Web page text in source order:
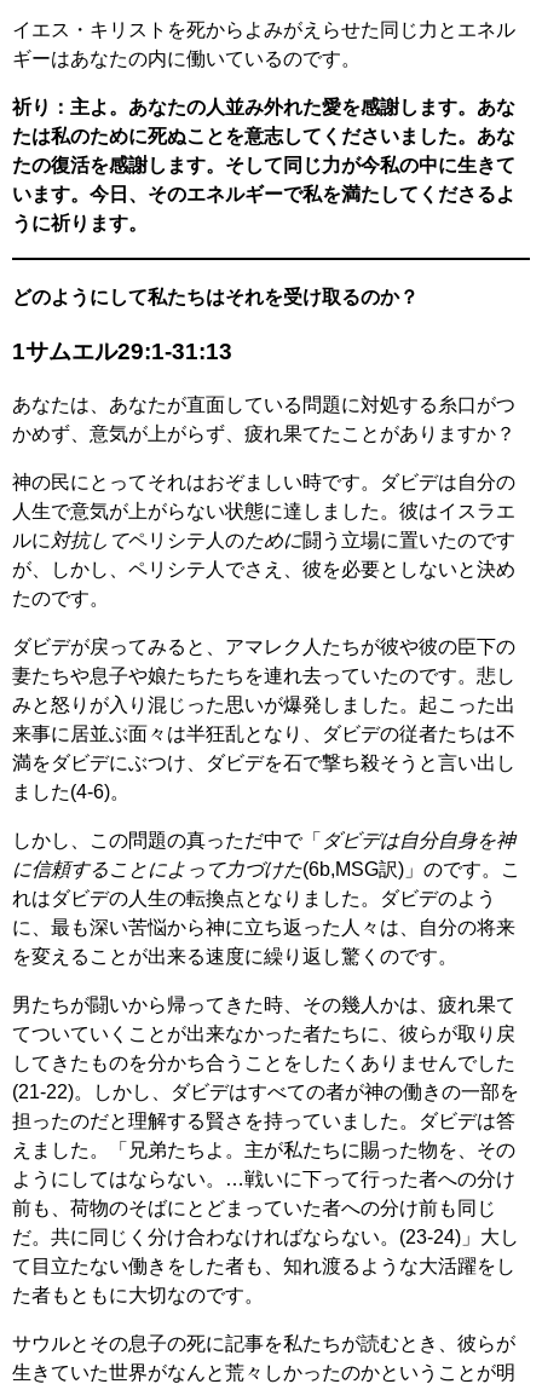
イエス・キリストを死からよみがえらせた同じ力とエネル
ギーはあなたの内に働いているのです。
祈り：主よ。あなたの人並み外れた愛を感謝します。あな
たは私のために死ぬことを意志してくださいました。あな
たの復活を感謝します。そして同じ力が今私の中に生きて
います。今日、そのエネルギーで私を満たしてくださるよ
うに祈ります。
どのようにして私たちはそれを受け取るのか？
1サムエル29:1-31:13
あなたは、あなたが直面している問題に対処する糸口がつ
かめず、意気が上がらず、疲れ果てたことがありますか？
神の民にとってそれはおぞましい時です。ダビデは自分の
人生で意気が上がらない状態に達しました。彼はイスラエ
ルに 対抗してペリシテ人のために闘う立場に置いたのです
が、しかし、ペリシテ人でさえ、彼を必要としないと決め
たのです。
ダビデが戻ってみると、アマレク人たちが彼や彼の臣下の
妻たちや息子や娘たちたちを連れ去っていたのです。悲し
みと怒りが入り混じった思いが爆発しました。起こった出
来事に居並ぶ面々は半狂乱となり、ダビデの従者たちは不
満をダビデにぶつけ、ダビデを石で撃ち殺そうと言い出し
ました(4-6)。
しかし、この問題の真っただ中で「 ダビデは自分自身を神
に信頼することによって力づけた(6b,MSG訳)」のです。こ
れはダビデの人生の転換点となりました。ダビデのよう
に、最も深い苦悩から神に立ち返った人々は、自分の将来
を変えることが出来る速度に繰り返し驚くのです。
男たちが闘いから帰ってきた時、その幾人かは、疲れ果て
てついていくことが出来なかった者たちに、彼らが取り戻
してきたものを分かち合うことをしたくありませんでした
(21-22)。しかし、ダビデはすべての者が神の働きの一部を
担ったのだと理解する賢さを持っていました。ダビデは答
えました。「兄弟たちよ。主が私たちに賜った物を、その
ようにしてはならない。…戦いに下って行った者への分け
前も、荷物のそばにとどまっていた者への分け前も同じ
だ。共に同じく分け合わなければならない。(23-24)」大し
て目立たない働きをした者も、知れ渡るような大活躍をし
た者もともに大切なのです。
サウルとその息子の死に記事を私たちが読むとき、彼らが
生きていた世界がなんと荒々しかったのかということが明